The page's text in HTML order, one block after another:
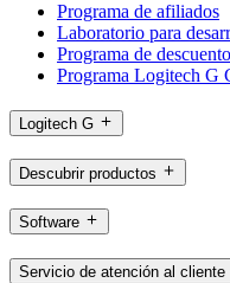
Programa de afiliados
Laboratorio para
Programa de
Programa Logitech G
Logitech G
Descubrir productos
Software
Servicio de atención al cliente